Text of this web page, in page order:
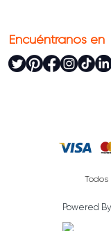
Encuéntranos en
Powered